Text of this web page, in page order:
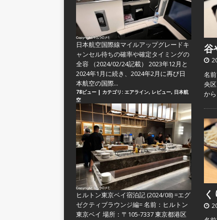
日本航空国際線マイルアップグレードキ
ャンセル待ちの確率や確定タイミングの
全容
（2024/02/24記載） 2023年12月と
2024年1月に続き、2024年2月に再び日
本航空の国際...
78ビュー | カテゴリ: エアライン, レビュー, 日本航
空
ヒルトン東京ベイ宿泊記 (2024/08) =エグ
ゼクティブラウンジ編=名前：ヒルトン
東京ベイ 場所：〒105-7337 東京都港区
谷
名
央
か